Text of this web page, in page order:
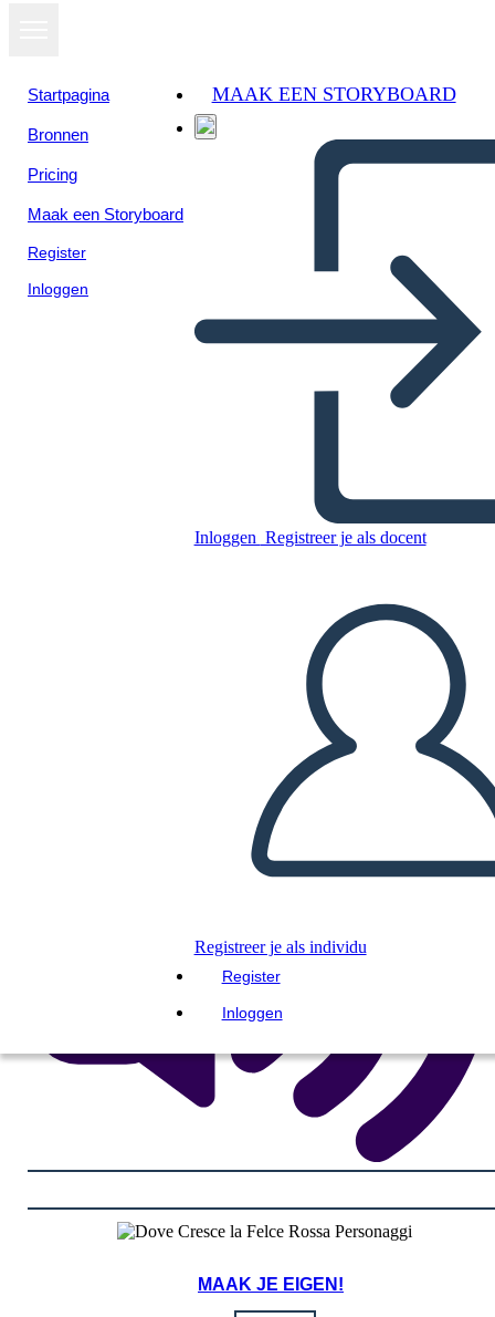
Startpagina
Bronnen
Pricing
Maak een Storyboard
Register
Inloggen
MAAK EEN STORYBOARD
Inloggen Registreer je als docent
Registreer je als individu
Register
Inloggen
Personaggi
MAAK EEN STORYBOARD
DIAVOORSTELLING AFSPELEN
LEES MIJ VOOR
MAAK JE EIGEN!